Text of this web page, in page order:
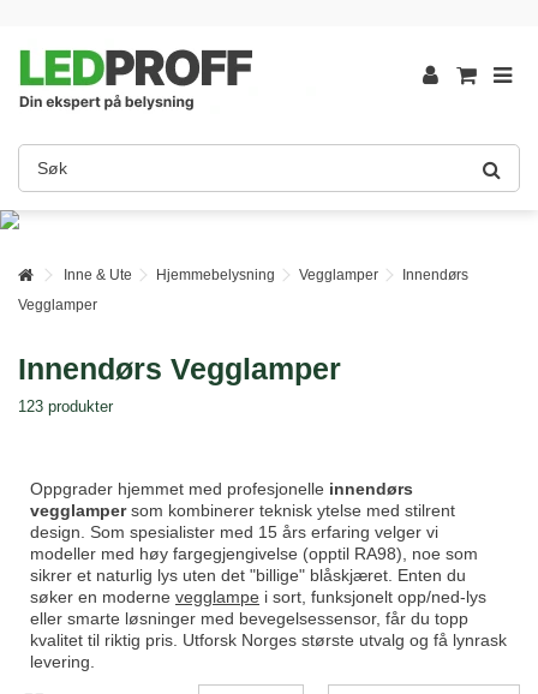
Inne & Ute Hjemmebelysning Vegglamper
Innendørs
Vegglamper
Innendørs Vegglamper
123 produkter
Oppgrader hjemmet med profesjonelle innendørs
vegglampersom kombinerer teknisk ytelse med stilrent
design. Som spesialister med 15 års erfaring velger vi
modeller med høy fargegjengivelse (opptil RA98), noe som
sikrer et naturlig lys uten det "billige" blåskjæret. Enten du
søker en moderne vegglampe i sort, funksjonelt opp/ned-lys
eller smarte løsninger med bevegelsessensor, får du topp
kvalitet til riktig pris. Utforsk Norges største utvalg og få lynrask
levering.